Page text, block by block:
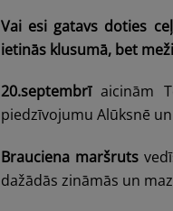
Vai esi gatavs doties
ietinās klusumā, bet
20.septembrīaicinām
piedzīvojumu Alūksnē
Brauciena maršruts
dažādās zināmās un